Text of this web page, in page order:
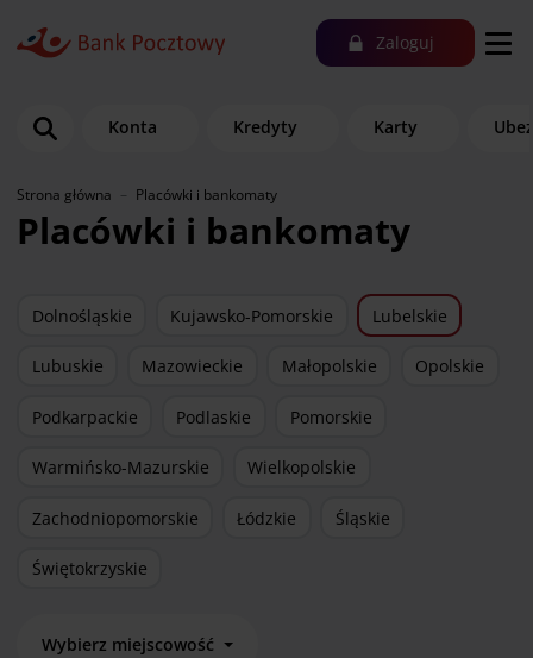
Zaloguj
Konta Kredyty Karty
Strona główna Placówki i bankomaty
Placówki i bankomaty
Dolnośląskie Kujawsko-Pomorskie Lubelskie
Lubuskie Mazowieckie Małopolskie Opolskie
Podkarpackie Podlaskie Pomorskie
Warmińsko-Mazurskie Wielkopolskie
Zachodniopomorskie Łódzkie Śląskie
Świętokrzyskie
Wybierz miejscowość